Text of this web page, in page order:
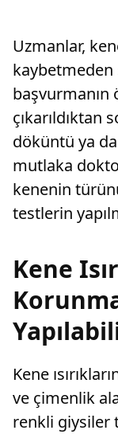
Uzmanlar,
kaybetmeden
başvurmanın
çıkarıldıktan
döküntü ya
mutlaka
kenenin
testlerin
Kene
Kene
ve çimenlik
renkli giysiler